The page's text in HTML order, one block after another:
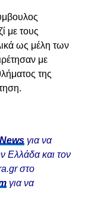
με τους
ως μέλη των
με
της
για να
Ελλάδα και τον
στο
για να